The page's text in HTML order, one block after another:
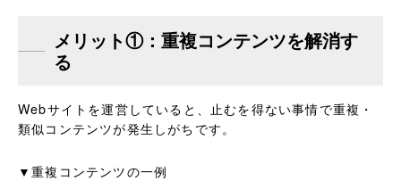
メリット①：重複コンテンツを解消す
る
Webサイトを運営していると、止むを得ない事情で重複・
類似コンテンツが発生しがちです。
▼重複コンテンツの一例